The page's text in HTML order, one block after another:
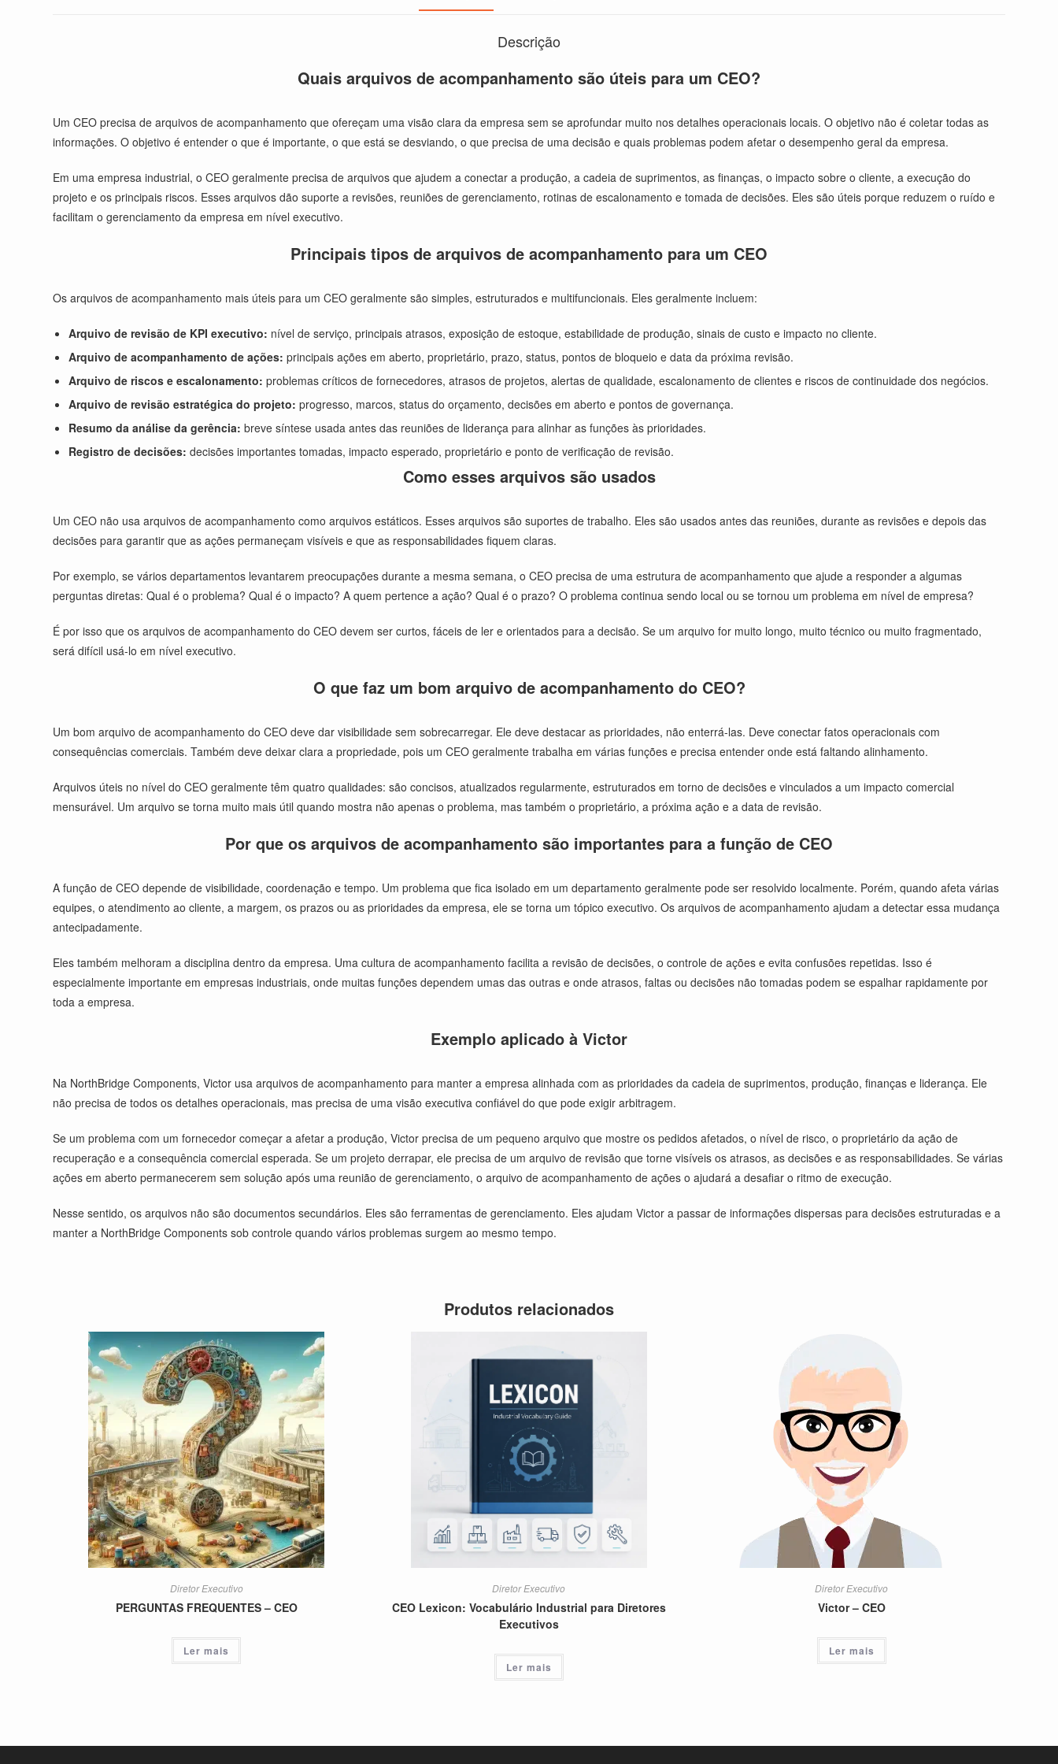
Descrição
Quais arquivos de acompanhamento são úteis para um CEO?
Um CEO precisa de arquivos de acompanhamento que ofereçam uma visão clara da empresa sem se aprofundar muito nos detalhes operacionais locais. O objetivo não é coletar todas as
informações. O objetivo é entender o que é importante, o que está se desviando, o que precisa de uma decisão e quais problemas podem afetar o desempenho geral da empresa.
Em uma empresa industrial, o CEO geralmente precisa de arquivos que ajudem a conectar a produção, a cadeia de suprimentos, as finanças, o impacto sobre o cliente, a execução do
projeto e os principais riscos. Esses arquivos dão suporte a revisões, reuniões de gerenciamento, rotinas de escalonamento e tomada de decisões. Eles são úteis porque reduzem o ruído e
facilitam o gerenciamento da empresa em nível executivo.
Principais tipos de arquivos de acompanhamento para um CEO
Os arquivos de acompanhamento mais úteis para um CEO geralmente são simples, estruturados e multifuncionais. Eles geralmente incluem:
Arquivo de revisão de KPI executivo: nível de serviço, principais atrasos, exposição de estoque, estabilidade de produção, sinais de custo e impacto no cliente.
Arquivo de acompanhamento de ações: principais ações em aberto, proprietário, prazo, status, pontos de bloqueio e data da próxima revisão.
Arquivo de riscos e escalonamento: problemas críticos de fornecedores, atrasos de projetos, alertas de qualidade, escalonamento de clientes e riscos de continuidade dos negócios.
Arquivo de revisão estratégica do projeto: progresso, marcos, status do orçamento, decisões em aberto e pontos de governança.
Resumo da análise da gerência: breve síntese usada antes das reuniões de liderança para alinhar as funções às prioridades.
Registro de decisões: decisões importantes tomadas, impacto esperado, proprietário e ponto de verificação de revisão.
Como esses arquivos são usados
Um CEO não usa arquivos de acompanhamento como arquivos estáticos. Esses arquivos são suportes de trabalho. Eles são usados antes das reuniões, durante as revisões e depois das
decisões para garantir que as ações permaneçam visíveis e que as responsabilidades fiquem claras.
Por exemplo, se vários departamentos levantarem preocupações durante a mesma semana, o CEO precisa de uma estrutura de acompanhamento que ajude a responder a algumas
perguntas diretas: Qual é o problema? Qual é o impacto? A quem pertence a ação? Qual é o prazo? O problema continua sendo local ou se tornou um problema em nível de empresa?
É por isso que os arquivos de acompanhamento do CEO devem ser curtos, fáceis de ler e orientados para a decisão. Se um arquivo for muito longo, muito técnico ou muito fragmentado,
será difícil usá-lo em nível executivo.
O que faz um bom arquivo de acompanhamento do CEO?
Um bom arquivo de acompanhamento do CEO deve dar visibilidade sem sobrecarregar. Ele deve destacar as prioridades, não enterrá-las. Deve conectar fatos operacionais com
consequências comerciais. Também deve deixar clara a propriedade, pois um CEO geralmente trabalha em várias funções e precisa entender onde está faltando alinhamento.
Arquivos úteis no nível do CEO geralmente têm quatro qualidades: são concisos, atualizados regularmente, estruturados em torno de decisões e vinculados a um impacto comercial
mensurável. Um arquivo se torna muito mais útil quando mostra não apenas o problema, mas também o proprietário, a próxima ação e a data de revisão.
Por que os arquivos de acompanhamento são importantes para a função de CEO
A função de CEO depende de visibilidade, coordenação e tempo. Um problema que fica isolado em um departamento geralmente pode ser resolvido localmente. Porém, quando afeta várias
equipes, o atendimento ao cliente, a margem, os prazos ou as prioridades da empresa, ele se torna um tópico executivo. Os arquivos de acompanhamento ajudam a detectar essa mudança
antecipadamente.
Eles também melhoram a disciplina dentro da empresa. Uma cultura de acompanhamento facilita a revisão de decisões, o controle de ações e evita confusões repetidas. Isso é
especialmente importante em empresas industriais, onde muitas funções dependem umas das outras e onde atrasos, faltas ou decisões não tomadas podem se espalhar rapidamente por
toda a empresa.
Exemplo aplicado à Victor
Na NorthBridge Components, Victor usa arquivos de acompanhamento para manter a empresa alinhada com as prioridades da cadeia de suprimentos, produção, finanças e liderança. Ele
não precisa de todos os detalhes operacionais, mas precisa de uma visão executiva confiável do que pode exigir arbitragem.
Se um problema com um fornecedor começar a afetar a produção, Victor precisa de um pequeno arquivo que mostre os pedidos afetados, o nível de risco, o proprietário da ação de
recuperação e a consequência comercial esperada. Se um projeto derrapar, ele precisa de um arquivo de revisão que torne visíveis os atrasos, as decisões e as responsabilidades. Se várias
ações em aberto permanecerem sem solução após uma reunião de gerenciamento, o arquivo de acompanhamento de ações o ajudará a desafiar o ritmo de execução.
Nesse sentido, os arquivos não são documentos secundários. Eles são ferramentas de gerenciamento. Eles ajudam Victor a passar de informações dispersas para decisões estruturadas e a
manter a NorthBridge Components sob controle quando vários problemas surgem ao mesmo tempo.
Produtos relacionados
Diretor Executivo
PERGUNTAS FREQUENTES – CEO
Ler mais
Diretor Executivo
CEO Lexicon: Vocabulário Industrial para Diretores
Executivos
Ler mais
Diretor Executivo
Victor – CEO
Ler mais